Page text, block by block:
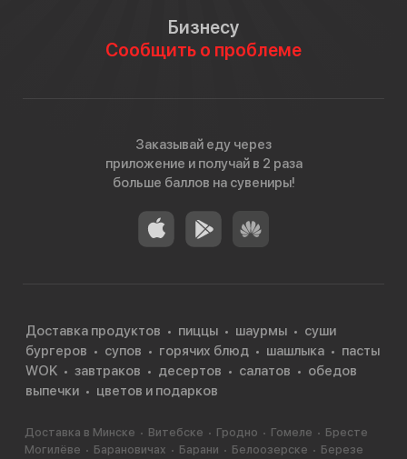
Бизнесу
Сообщить о проблеме
Заказывай еду через
приложение и получай в 2 раза
больше баллов на сувениры!
Доставка продуктов пиццы шаурмы
суши
бургеров
супов горячих блюд шашлыка
пасты
WOK
завтраков десертов салатов
обедов
выпечки
цветов и подарков
Доставка в Минске Витебске Гродно Гомеле
Бресте
Могилёве
Барановичах Барани Белоозерске
Березе